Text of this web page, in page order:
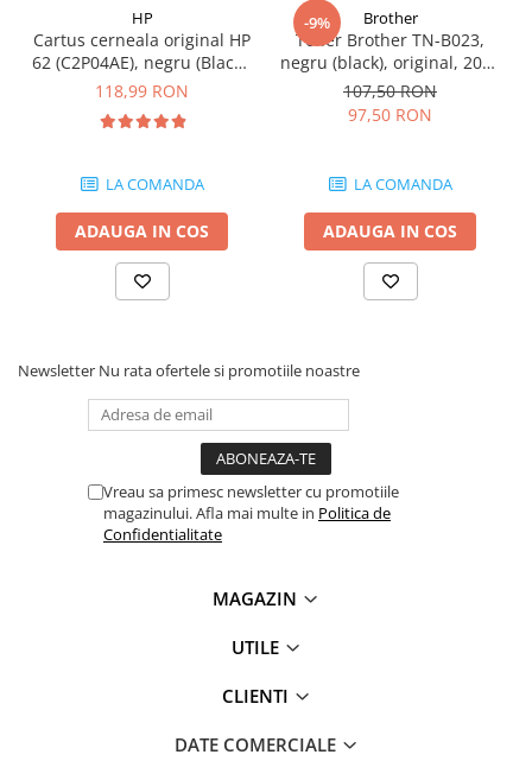
Adaptoare PCI / PCIe
Periferice PC
Web-cam-uri si sisteme
videoconferinta
Alte periferice
Access Point-uri
Sisteme Mesh WiFi
Placi de retea
Rack-uri & accesorii rack
HP
Cartus cerneala original HP
62 (C2P04AE), negru (Black),
200 pagini
118,99 RON
LA COMANDA
ADAUGA IN COS
-9% Brother
Toner Brother TN-B023,
negru (black), original, 2000
pagini
107,50 RON
97,50 RON
LA COMANDA
ADAUGA IN COS
Newsletter Nu rata ofertele si promotiile noastre
Vreau sa primesc newsletter cu promotiile
magazinului. Afla mai multe in Politica de
Confidentialitate
MAGAZIN
UTILE
CLIENTI
DATE COMERCIALE